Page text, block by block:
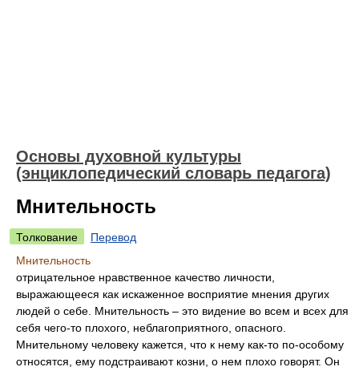
Основы духовной культуры
(энциклопедический словарь педагога)
Мнительность
Толкование
Перевод
Мнительность
отрицательное нравственное качество личности,
выражающееся как искаженное восприятие мнения других
людей о себе. Мнительность – это видение во всем и всех для
себя чего-то плохого, неблагоприятного, опасного.
Мнительному человеку кажется, что к нему как-то по-особому
относятся, ему подстраивают козни, о нем плохо говорят. Он